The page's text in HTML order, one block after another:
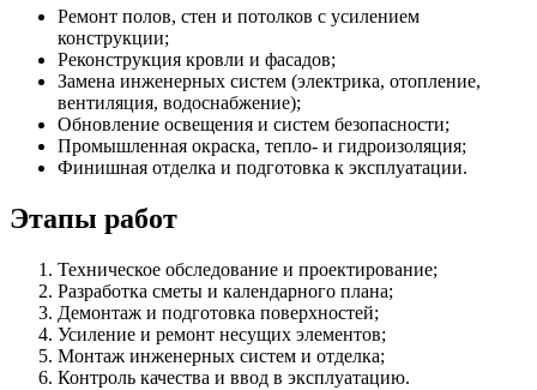
Ремонт полов, стен и потолков с усилением
конструкции;
Реконструкция кровли и фасадов;
Замена инженерных систем (электрика, отопление,
вентиляция, водоснабжение);
Обновление освещения и систем безопасности;
Промышленная окраска, тепло- и гидроизоляция;
Финишная отделка и подготовка к эксплуатации.
Этапы работ
Техническое обследование и проектирование;
Разработка сметы и календарного плана;
Демонтаж и подготовка поверхностей;
Усиление и ремонт несущих элементов;
Монтаж инженерных систем и отделка;
Контроль качества и ввод в эксплуатацию.